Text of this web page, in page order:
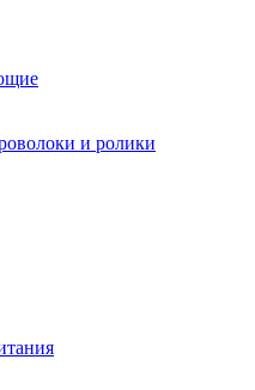
и ролики